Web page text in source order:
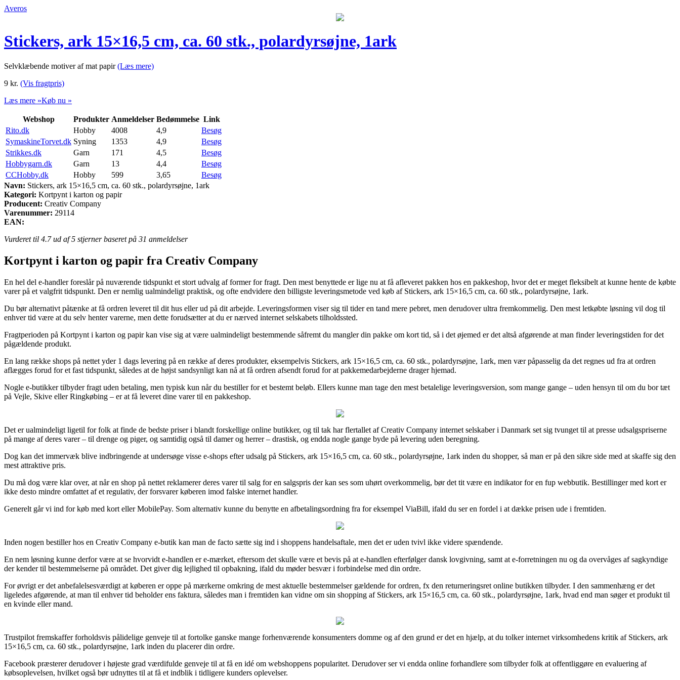
Averos
Stickers, ark 15×16,5 cm, ca. 60 stk., polardyrsøjne, 1ark
Selvklæbende motiver af mat papir(Læs mere)
9 kr. (Vis fragtpris)
Læs mere »Køb nu »
Webshop Produkter Anmeldelser Bedømmelse Link
Rito.dk
Hobby 4008 4,9
Besøg
SymaskineTorvet.dk Syning 1353 4,9
Besøg
Strikkes.dk
Garn 171 4,5
Besøg
Hobbygarn.dk
Garn 13 4,4
Besøg
CCHobby.dk
Hobby 599 3,65
Besøg
Navn: Stickers, ark 15×16,5 cm, ca. 60 stk., polardyrsøjne, 1ark
Kategori: Kortpynt i karton og papir
Producent: Creativ Company
Varenummer: 29114
EAN:
Vurderet til 4.7ud af 5 stjerner baseret på 31 anmeldelser
Kortpynt i karton og papir fra Creativ Company
En hel del e-handler foreslår på nuværende tidspunkt et stort udvalg af former for fragt. Den mest benyttede er lige nu at få afleveret pakken hos en pakkeshop, hvor det er meget fleksibelt at kunne hente de købte
varer på et valgfrit tidspunkt. Den er nemlig ualmindeligt praktisk, og ofte endvidere den billigste leveringsmetode ved køb af Stickers, ark 15×16,5 cm, ca. 60 stk., polardyrsøjne, 1ark.
Du bør alternativt påtænke at få ordren leveret til dit hus eller ud på dit arbejde. Leveringsformen viser sig til tider en tand mere pebret, men derudover ultra fremkommelig. Den mest letkøbte løsning vil dog til
enhver tid være at du selv henter varerne, men dette forudsætter at du er nærved internet selskabets tilholdssted.
Fragtperioden på Kortpynt i karton og papir kan vise sig at være ualmindeligt bestemmende såfremt du mangler din pakke om kort tid, så i det øjemed er det altså afgørende at man finder leveringstiden for det
pågældende produkt.
En lang række shops på nettet yder 1 dags levering på en række af deres produkter, eksempelvis Stickers, ark 15×16,5 cm, ca. 60 stk., polardyrsøjne, 1ark, men vær påpasselig da det regnes ud fra at ordren
aflægges forud for et fast tidspunkt, således at de højst sandsynligt kan nå at få ordren afsendt forud for at pakkemedarbejderne drager hjemad.
Nogle e-butikker tilbyder fragt uden betaling, men typisk kun når du bestiller for et bestemt beløb. Ellers kunne man tage den mest betalelige leveringsversion, som mange gange – uden hensyn til om du bor tæt
på Vejle, Skive eller Ringkøbing – er at få leveret dine varer til en pakkeshop.
Det er ualmindeligt ligetil for folk at finde de bedste priser i blandt forskellige online butikker, og til tak har flertallet af Creativ Company internet selskaber i Danmark set sig tvunget til at presse udsalgspriserne
på mange af deres varer – til drenge og piger, og samtidig også til damer og herrer – drastisk, og endda nogle gange byde på levering uden beregning.
Dog kan det immervæk blive indbringende at undersøge visse e-shops efter udsalg på Stickers, ark 15×16,5 cm, ca. 60 stk., polardyrsøjne, 1ark inden du shopper, så man er på den sikre side med at skaffe sig den
mest attraktive pris.
Du må dog være klar over, at når en shop på nettet reklamerer deres varer til salg for en salgspris der kan ses som uhørt overkommelig, bør det tit være en indikator for en fup webbutik. Bestillinger med kort er
ikke desto mindre omfattet af et regulativ, der forsvarer køberen imod falske internet handler.
Generelt går vi ind for køb med kort eller MobilePay. Som alternativ kunne du benytte en afbetalingsordning fra for eksempel ViaBill, ifald du ser en fordel i at dække prisen ude i fremtiden.
Inden nogen bestiller hos en Creativ Company e-butik kan man de facto sætte sig ind i shoppens handelsaftale, men det er uden tvivl ikke videre spændende.
En nem løsning kunne derfor være at se hvorvidt e-handlen er e-mærket, eftersom det skulle være et bevis på at e-handlen efterfølger dansk lovgivning, samt at e-forretningen nu og da overvåges af sagkyndige
der kender til bestemmelserne på området. Det giver dig lejlighed til opbakning, ifald du møder besvær i forbindelse med din ordre.
For øvrigt er det anbefalelsesværdigt at køberen er oppe på mærkerne omkring de mest aktuelle bestemmelser gældende for ordren, fx den returneringsret online butikken tilbyder. I den sammenhæng er det
ligeledes afgørende, at man til enhver tid beholder ens faktura, således man i fremtiden kan vidne om sin shopping af Stickers, ark 15×16,5 cm, ca. 60 stk., polardyrsøjne, 1ark, hvad end man søger et produkt til
en kvinde eller mand.
Trustpilot fremskaffer forholdsvis pålidelige genveje til at fortolke ganske mange forhenværende konsumenters domme og af den grund er det en hjælp, at du tolker internet virksomhedens kritik af Stickers, ark
15×16,5 cm, ca. 60 stk., polardyrsøjne, 1ark inden du placerer din ordre.
Facebook præsterer derudover i højeste grad værdifulde genveje til at få en idé om webshoppens popularitet. Derudover ser vi endda online forhandlere som tilbyder folk at offentliggøre en evaluering af
købsoplevelsen, hvilket også bør udnyttes til at få et indblik i tidligere kunders oplevelser.